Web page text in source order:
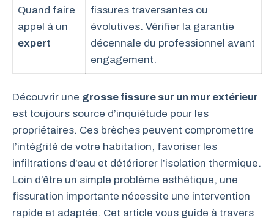
Quand faire
appel à un
expert
fissures traversantes ou
évolutives. Vérifier la garantie
décennale du professionnel avant
engagement.
Découvrir une grosse fissure sur un mur extérieur
est toujours source d’inquiétude pour les
propriétaires. Ces brèches peuvent compromettre
l’intégrité de votre habitation, favoriser les
infiltrations d’eau et détériorer l’isolation thermique.
Loin d’être un simple problème esthétique, une
fissuration importante nécessite une intervention
rapide et adaptée. Cet article vous guide à travers